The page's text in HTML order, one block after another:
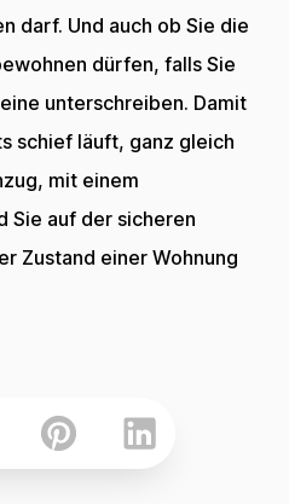
darf. Und auch ob Sie die
dürfen, falls Sie
unterschreiben. Damit
schief läuft, ganz gleich
mit einem
Sie auf der sicheren
Zustand einer Wohnung